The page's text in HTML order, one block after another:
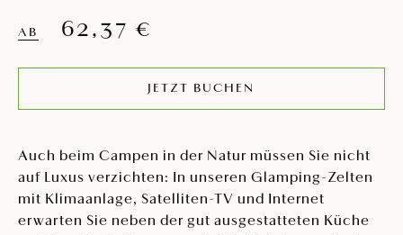
AB 62,37 €
JETZT BUCHEN
Auch beim Campen in der Natur müssen Sie nicht
auf Luxus verzichten: In unseren Glamping-Zelten
mit Klimaanlage, Satelliten-TV und Internet
erwarten Sie neben der gut ausgestatteten Küche